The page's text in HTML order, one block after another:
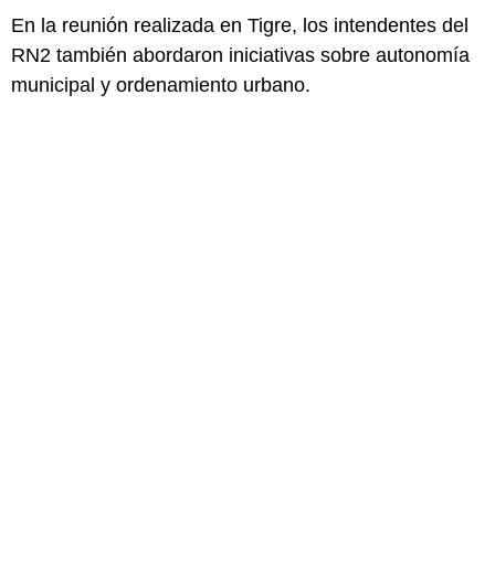
En la reunión realizada en Tigre, los intendentes del
RN2 también abordaron iniciativas sobre autonomía
municipal y ordenamiento urbano.